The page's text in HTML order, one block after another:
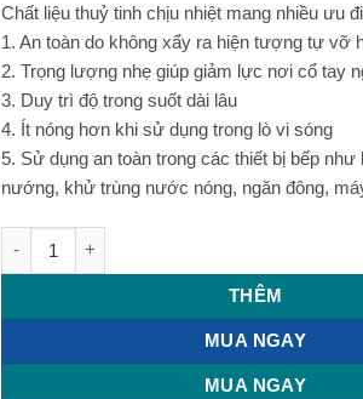
Chất liệu thuỷ tinh chịu nhiệt mang nhiều ưu
1. An toàn do không xẩy ra hiện tượng tự vỡ
2. Trọng lượng nhẹ giúp giảm lực nơi cổ tay
3. Duy trì độ trong suốt dài lâu
4. Ít nóng hơn khi sử dụng trong lò vi sóng
5. Sử dụng an toàn trong các thiết bị bếp như
nướng, khử trùng nước nóng, ngăn đông,
SET 2 HỘP THỦY TINH CHỮ NHẬT
THÊM
MUA NGAY
MUA NGAY